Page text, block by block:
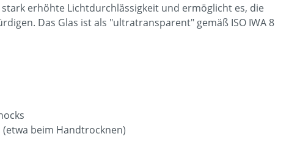
erhöhte Lichtdurchlässigkeit und ermöglicht es, die
Das Glas ist als "ultratransparent" gemäß ISO IWA 8
beim Handtrocknen)